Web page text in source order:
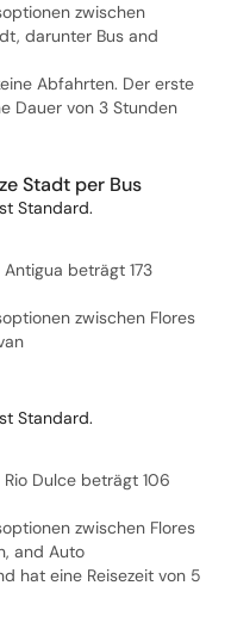
zwischen
darunter Bus and
Abfahrten. Der erste
Dauer von 3 Stunden
Stadt per Bus
Standard.
beträgt 173
zwischen Flores
Standard.
Dulce beträgt 106
zwischen Flores
and Auto
hat eine Reisezeit von 5